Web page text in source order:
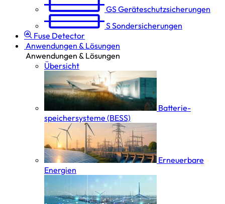
GSGeräteschutz­sicherungen
SSondersicherungen
Fuse Detector
Anwendungen & Lösungen
Anwendungen & Lösungen
Übersicht
Batterie­
speicher­systeme (BESS)
Erneuerbare
Energien